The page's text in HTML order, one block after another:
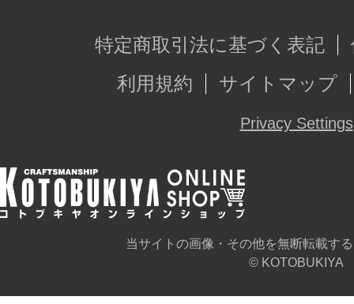
特定商取引法に基づく表記
利用規約
サイトマップ
Privacy Settings
当サイトの画像・その他を無断転載す
© KOTOBUKIYA